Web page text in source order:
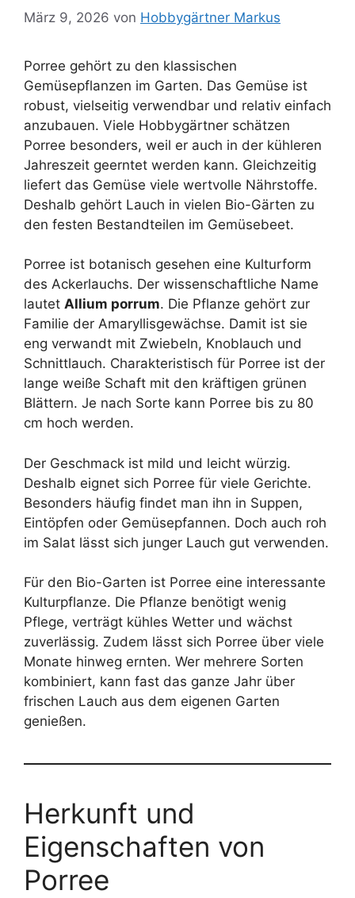
März 9, 2026 von Hobbygärtner Markus
Porree gehört zu den klassischen
Gemüsepflanzen im Garten. Das Gemüse ist
robust, vielseitig verwendbar und relativ einfach
anzubauen. Viele Hobbygärtner schätzen
Porree besonders, weil er auch in der kühleren
Jahreszeit geerntet werden kann. Gleichzeitig
liefert das Gemüse viele wertvolle Nährstoffe.
Deshalb gehört Lauch in vielen Bio-Gärten zu
den festen Bestandteilen im Gemüsebeet.
Porree ist botanisch gesehen eine Kulturform
des Ackerlauchs. Der wissenschaftliche Name
lautet Allium porrum. Die Pflanze gehört zur
Familie der Amaryllisgewächse. Damit ist sie
eng verwandt mit Zwiebeln, Knoblauch und
Schnittlauch. Charakteristisch für Porree ist der
lange weiße Schaft mit den kräftigen grünen
Blättern. Je nach Sorte kann Porree bis zu 80
cm hoch werden.
Der Geschmack ist mild und leicht würzig.
Deshalb eignet sich Porree für viele Gerichte.
Besonders häufig findet man ihn in Suppen,
Eintöpfen oder Gemüsepfannen. Doch auch roh
im Salat lässt sich junger Lauch gut verwenden.
Für den Bio-Garten ist Porree eine interessante
Kulturpflanze. Die Pflanze benötigt wenig
Pflege, verträgt kühles Wetter und wächst
zuverlässig. Zudem lässt sich Porree über viele
Monate hinweg ernten. Wer mehrere Sorten
kombiniert, kann fast das ganze Jahr über
frischen Lauch aus dem eigenen Garten
genießen.
Herkunft und
Eigenschaften von
Porree